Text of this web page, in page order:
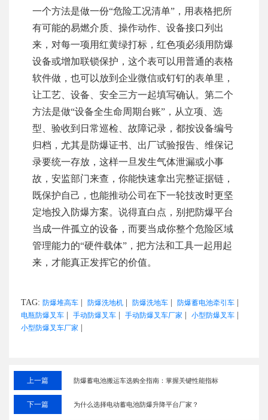
一个方法是做一份“危险工况清单”，用表格把所
有可能的易燃介质、操作动作、设备接口列出
来，对每一项用红黄绿打标，红色项必须用防爆
设备或增加联锁保护，这个表可以用普通的表格
软件做，也可以放到企业微信或钉钉的表单里，
让工艺、设备、安全三方一起填写确认。第二个
方法是做“设备全生命周期台账”，从立项、选
型、验收到日常巡检、故障记录，都按设备编号
归档，尤其是防爆证书、出厂试验报告、维保记
录要统一存放，这样一旦发生气体泄漏或小事
故，安监部门来查，你能快速拿出完整证据链，
既保护自己，也能推动公司在下一轮技改时更坚
定地投入防爆方案。说得直白点，别把防爆平台
当成一件孤立的设备，而要当成你整个危险区域
管理能力的“硬件载体”，把方法和工具一起用起
来，才能真正发挥它的价值。
TAG: 防爆堆高车 | 防爆洗地机 | 防爆洗地车 | 防爆蓄电池牵引车 |
电瓶防爆叉车 | 手动防爆叉车 | 手动防爆叉车厂家 | 小型防爆叉车 |
小型防爆叉车厂家 |
上一篇 防爆蓄电池搬运车选购全指南：掌握关键性能指标
下一篇 为什么选择电动蓄电池防爆升降平台厂家？